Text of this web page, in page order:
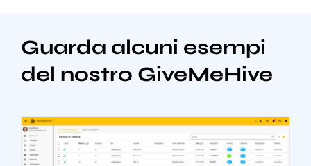
Guarda alcuni esempi
del nostro GiveMeHive